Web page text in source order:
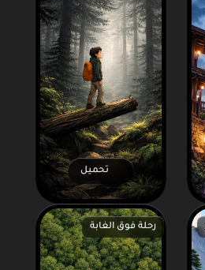
تحميل
رحلة فوق الغابة